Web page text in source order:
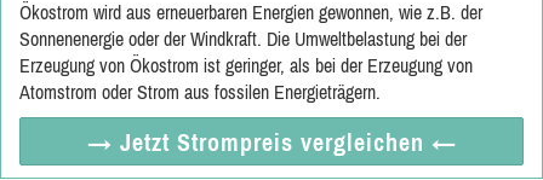
Ökostrom wird aus erneuerbaren Energien gewonnen, wie z.B. der
Sonnenenergie oder der Windkraft. Die Umweltbelastung bei der
Erzeugung von Ökostrom ist geringer, als bei der Erzeugung von
Atomstrom oder Strom aus fossilen Energieträgern.
→ Jetzt Strompreis vergleichen ←